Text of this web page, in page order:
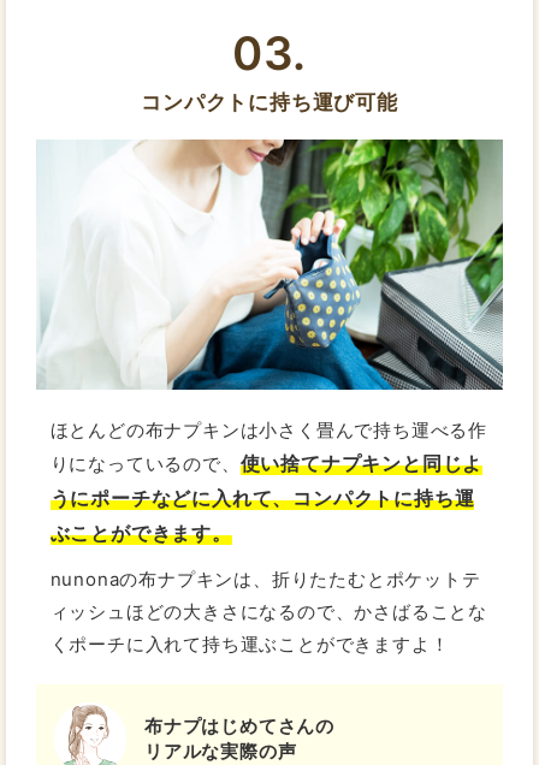
03.
コンパクトに持ち運び可能
ほとんどの布ナプキンは小さく畳んで持ち運べる作
りになっているので、 使い捨てナプキンと同じよ
うにポーチなどに入れて、コンパクトに持ち運
ぶことができます。
nunonaの布ナプキンは、折りたたむとポケットテ
ィッシュほどの大きさになるので、かさばることな
くポーチに入れて持ち運ぶことができますよ！
布ナプはじめてさんの
リアルな実際の声